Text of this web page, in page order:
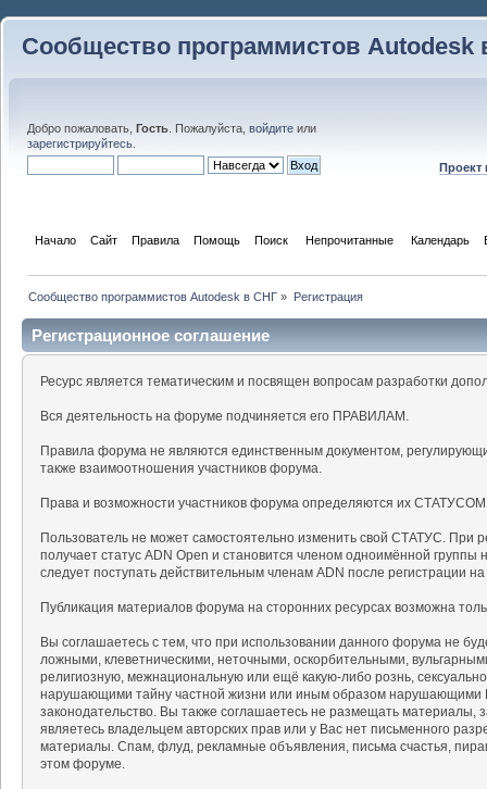
Сообщество программистов Autodesk
Добро пожаловать, Гость . Пожалуйста, войдите или
зарегистрируйтесь
Проект
Начало Сайт Правила Помощь Поиск Непрочитанные Календарь
Сообщество программистов Autodesk в СНГ » Регистрация
Регистрационное соглашение
Ресурс является тематическим и посвящен вопросам разработки
Вся деятельность на форуме подчиняется его ПРАВИЛАМ.
Правила форума не являются единственным документом,
также взаимоотношения участников форума.
Права и возможности участников форума определяются их
Пользователь не может самостоятельно изменить свой СТАТУС. При
получает статус ADN Open и становится членом одноимённой
следует поступать действительным членам ADN после регистрации
Публикация материалов форума на сторонних ресурсах возможна
Вы соглашаетесь с тем, что при использовании данного форума не
ложными, клеветническими, неточными, оскорбительными,
религиозную, межнациональную или ещё какую-либо рознь,
нарушающими тайну частной жизни или иным образом нарушающими
законодательство. Вы также соглашаетесь не размещать
являетесь владельцем авторских прав или у Вас нет письменного
материалы. Спам, флуд, рекламные объявления, письма счастья,
этом форуме.